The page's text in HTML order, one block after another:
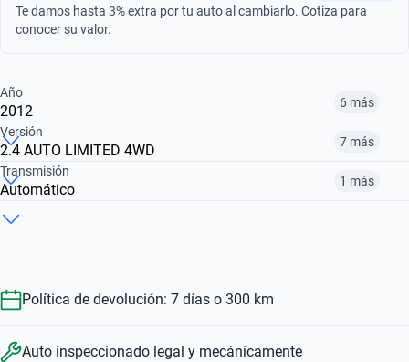
Te damos hasta 3% extra por tu auto al cambiarlo. Cotiza para
conocer su valor.
Año
2012 6 más
2012
$ 14.840.000
2017
Versión
2.4 AUTO LIMITED 4WD 7 más
Transmisión
Automático 1 más
Política de devolución: 7 días o 300 km
Auto inspeccionado legal y mecánicamente